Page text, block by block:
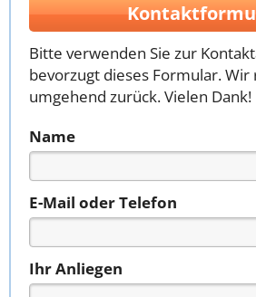
Bitte verwenden Sie zur
bevorzugt dieses Formular. Wir
umgehend zurück. Vielen Dank!
Name
E-Mail oder Telefon
Ihr Anliegen